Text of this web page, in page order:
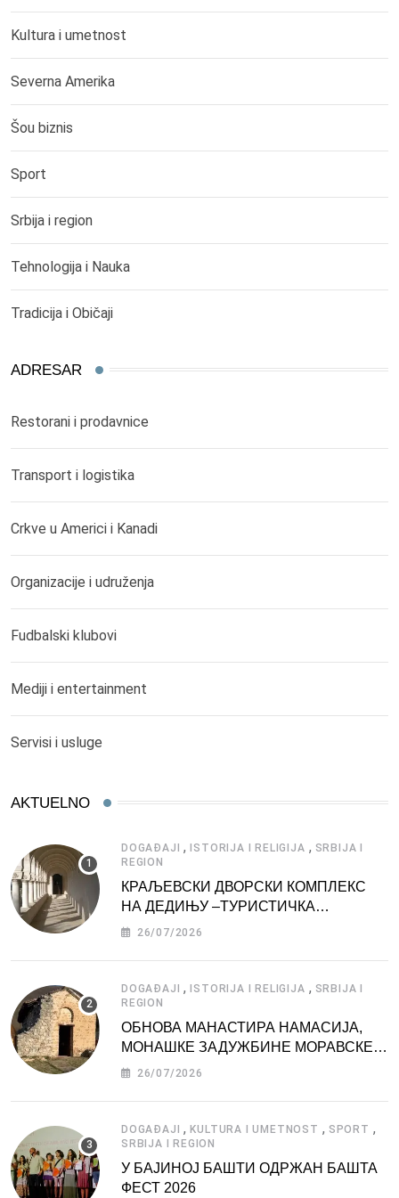
Kultura i umetnost
Severna Amerika
Šou biznis
Sport
Srbija i region
Tehnologija i Nauka
Tradicija i Običaji
ADRESAR
Restorani i prodavnice
Transport i logistika
Crkve u Americi i Kanadi
Organizacije i udruženja
Fudbalski klubovi
Mediji i entertainment
Servisi i usluge
AKTUELNO
DOGAĐAJI ,ISTORIJA I RELIGIJA , SRBIJA I
REGION
КРАЉЕВСКИ ДВОРСКИ КОМПЛЕКС
НА ДЕДИЊУ –ТУРИСТИЧКА
АТРАКЦИЈА
26/07/2026
DOGAĐAJI ,ISTORIJA I RELIGIJA , SRBIJA I
REGION
ОБНОВА МАНАСТИРА НАМАСИЈА,
МОНАШКЕ ЗАДУЖБИНЕ МОРАВСКЕ
СРБИЈЕ
26/07/2026
DOGAĐAJI ,KULTURA I UMETNOST , SPORT ,
SRBIJA I REGION
У БАЈИНОЈ БАШТИ ОДРЖАН БАШТА
ФЕСТ 2026